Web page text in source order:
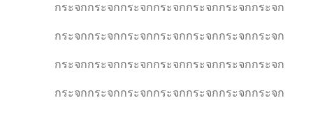
กระจกกระจกกระจกกระจกกระจกกระจกกระจก
กระจกกระจกกระจกกระจกกระจกกระจกกระจก
กระจกกระจกกระจกกระจกกระจกกระจกกระจก
กระจกกระจกกระจกกระจกกระจกกระจกกระจก